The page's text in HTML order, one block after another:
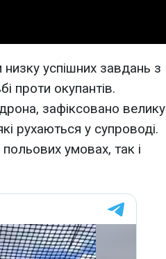
низку успішних завдань з
проти окупантів.
зафіксовано велику
рухаються у супроводі.
умовах, так і